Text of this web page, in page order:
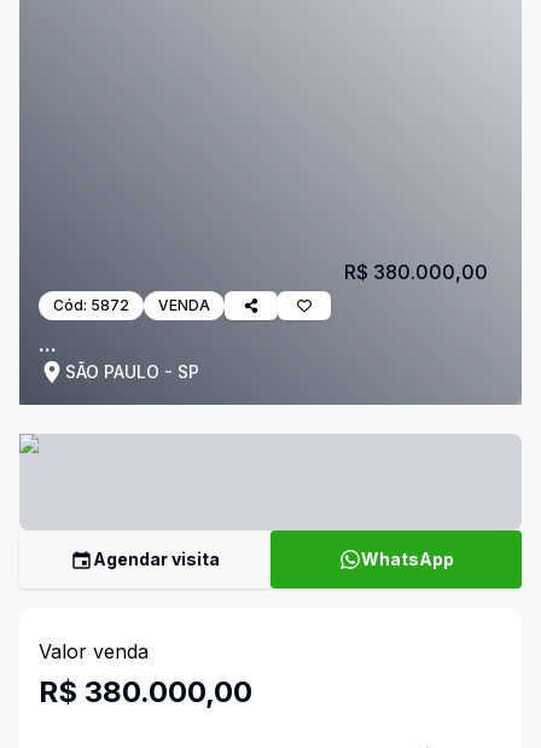
Cód: 5872 VENDA
...
SÃO PAULO - SP
R$ 380.000,00
Agendar visita WhatsApp
Valor venda
R$ 380.000,00